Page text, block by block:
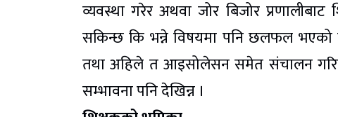
व्यवस्था गरेर अथवा जोर बिजोर प्रणालीबाट
सकिन्छ कि भन्ने विषयमा पनि छलफल भएको
तथा अहिले त आइसोलेसन समेत संचालन
सम्भावना पनि देखिन्न ।